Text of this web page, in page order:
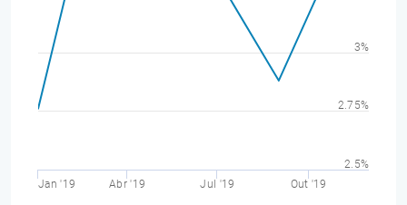
Jan '19 Abr '19 Jul '19 Out '19
3%
2.5%
2.75%